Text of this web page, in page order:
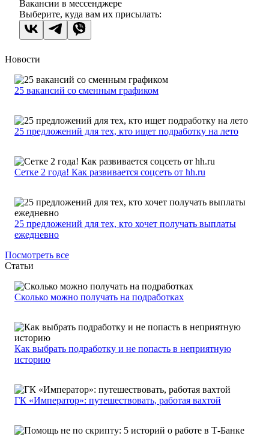
Вакансии в мессенджере
Выберите, куда вам их присылать:
Новости
25 вакансий со сменным графиком
25 предложений для тех, кто ищет подработку на лето
Сетке 2 года! Как развивается соцсеть от hh.ru
25 предложений для тех, кто хочет получать выплаты
ежедневно
Посмотреть все
Статьи
Сколько можно получать на подработках
Как выбрать подработку и не попасть в неприятную
историю
ГК «Император»: путешествовать, работая вахтой